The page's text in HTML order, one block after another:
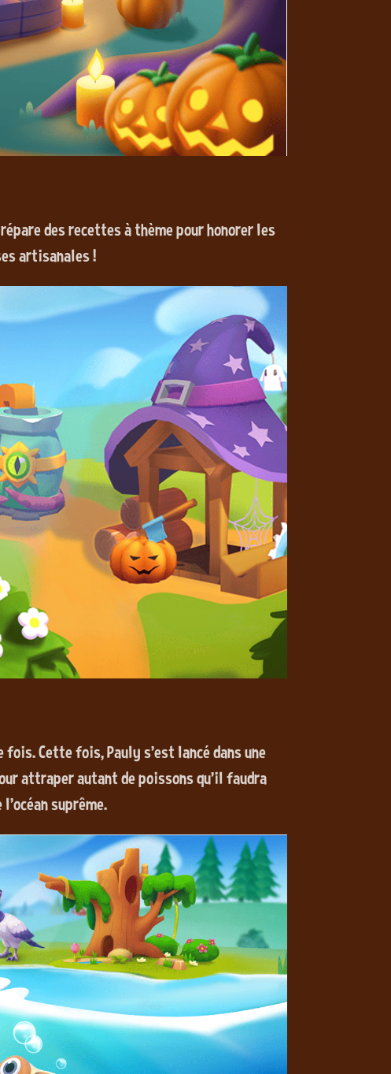
des recettes à thème pour honorer les
artisanales !
Cette fois, Pauly s'est lancé dans une
attraper autant de poissons qu'il faudra
l'océan suprême.